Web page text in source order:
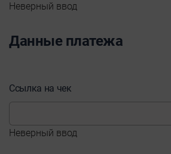
Неверный ввод
Данные платежа
Ссылка на чек
Неверный ввод